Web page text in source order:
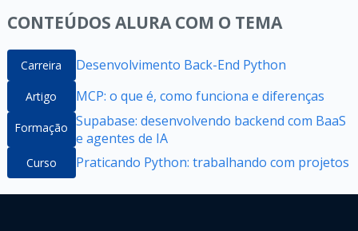
CONTEÚDOS ALURA COM O TEMA
Carreira Desenvolvimento Back-End Python
Artigo MCP: o que é, como funciona e diferenças
Formação Supabase: desenvolvendo backend com BaaS
e agentes de IA
Curso Praticando Python: trabalhando com projetos